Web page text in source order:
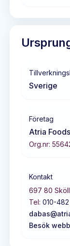
Sverige
Företag
Atria
Org.nr:
Kontakt
697 80
Tel: 010-
Besök